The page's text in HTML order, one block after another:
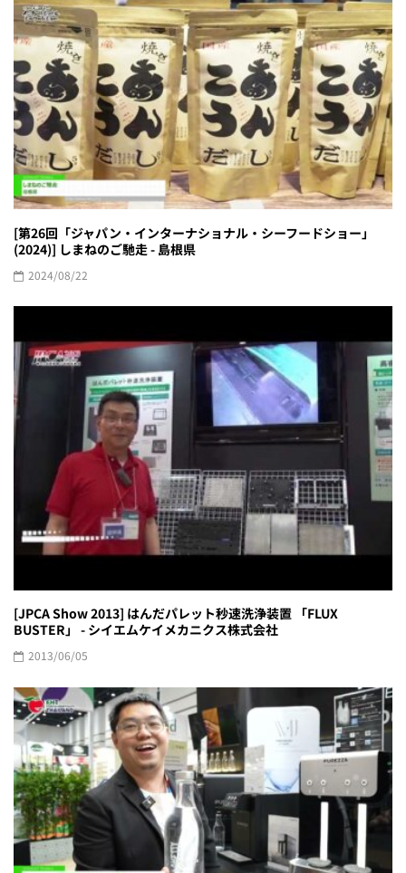
[第26回「ジャパン・インターナショナル・シーフードショー」
(2024)] しまねのご馳走 - 島根県
2024/08/22
[JPCA Show 2013] はんだパレット秒速洗浄装置 「FLUX
BUSTER」 - シイエムケイメカニクス株式会社
2013/06/05